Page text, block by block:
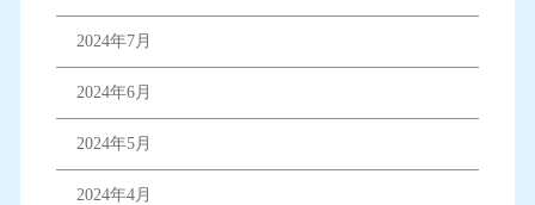
2024年7月
2024年6月
2024年5月
2024年4月